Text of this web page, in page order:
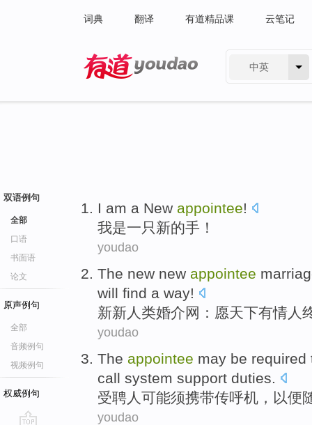
词典 翻译 有道精品课 云笔记
中英
双语例句
全部
口语
书面语
论文
原声例句
全部
音频例句
视频例句
权威例句
I am a New appointee!
我是一只 新的手 ！
youdao
The new new appointee
will find a way!
新新 人类婚介网 ： 愿天下有情人
youdao
The appointee may be required
call system support duties
受聘人 可能须携带传呼机 ，以便
youdao